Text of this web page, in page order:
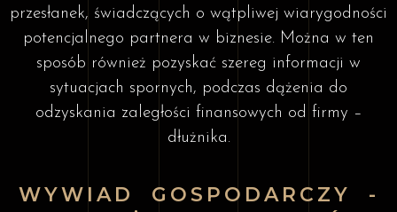
przesłanek, świadczących o wątpliwej wiarygodności
potencjalnego partnera w biznesie. Można w ten
sposób również pozyskać szereg informacji w
sytuacjach spornych, podczas dążenia do
odzyskania zaległości finansowych od firmy –
dłużnika.
WYWIAD GOSPODARCZY -